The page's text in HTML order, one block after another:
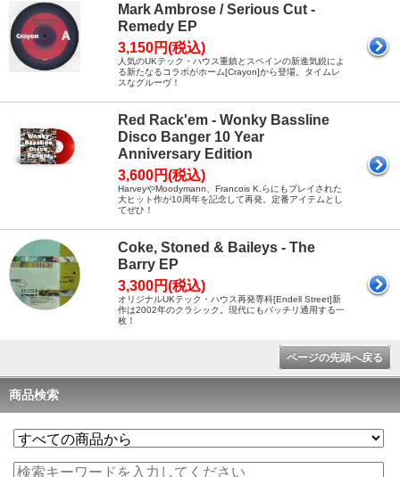
Mark Ambrose / Serious Cut -
Remedy EP
3,150円(税込)
人気のUKテック・ハウス重鎮とスペインの新進気鋭によ
る新たなるコラボがホーム[Crayon]から登場。タイムレ
スなグルーヴ！
Red Rack'em - Wonky Bassline
Disco Banger 10 Year
Anniversary Edition
3,600円(税込)
HarveyやMoodymann、Francois K.らにもプレイされた
大ヒット作が10周年を記念して再発。定番アイテムとし
てぜひ！
Coke, Stoned & Baileys - The
Barry EP
3,300円(税込)
オリジナルUKテック・ハウス再発専科[Endell Street]新
作は2002年のクラシック。現代にもバッチリ通用する一
枚！
ページの先頭へ戻る
商品検索